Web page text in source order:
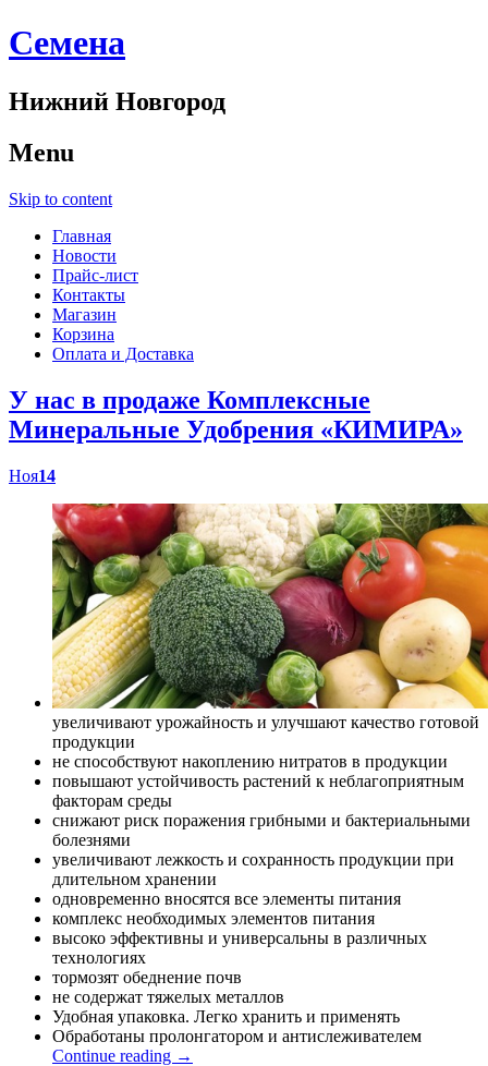
Cемена
Нижний Новгород
Menu
Skip to content
Главная
Новости
Прайс-лист
Контакты
Магазин
Корзина
Оплата и Доставка
У нас в продаже Комплексные
Минеральные Удобрения «КИМИРА»
Ноя14
увеличивают урожайность и улучшают качество готовой
продукции
не способствуют накоплению нитратов в продукции
повышают устойчивость растений к неблагоприятным
факторам среды
снижают риск поражения грибными и бактериальными
болезнями
увеличивают лежкость и сохранность продукции при
длительном хранении
одновременно вносятся все элементы питания
комплекс необходимых элементов питания
высоко эффективны и универсальны в различных
технологиях
тормозят обеднение почв
не содержат тяжелых металлов
Удобная упаковка. Легко хранить и применять
Обработаны пролонгатором и антислеживателем
Continue reading →